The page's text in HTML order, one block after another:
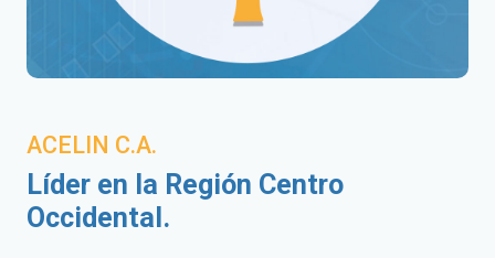
ACELIN C.A.
Líder en la Región Centro
Occidental.